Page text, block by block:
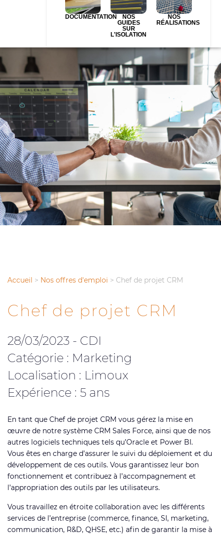
DOCUMENTATION
NOS
GUIDES
SUR
L'ISOLATION
NOS
RÉALISATIONS
Accueil > Nos offres d'emploi > Chef de projet CRM
Chef de projet CRM
28/03/2023 - CDI
Catégorie : Marketing
Localisation : Limoux
Expérience : 5 ans
En tant que Chef de projet CRM vous gérez la mise en
œuvre de notre système CRM Sales Force, ainsi que de nos
autres logiciels techniques tels qu’Oracle et Power BI.
Vous êtes en charge d’assurer le suivi du déploiement et du
développement de ces outils. Vous garantissez leur bon
fonctionnement et contribuez à l’accompagnement et
l’appropriation des outils par les utilisateurs.
Vous travaillez en étroite collaboration avec les différents
services de l’entreprise (commerce, finance, SI, marketing,
communication, R&D, QHSE, etc.) afin de garantir la mise à